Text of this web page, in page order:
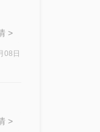
>
08日
>